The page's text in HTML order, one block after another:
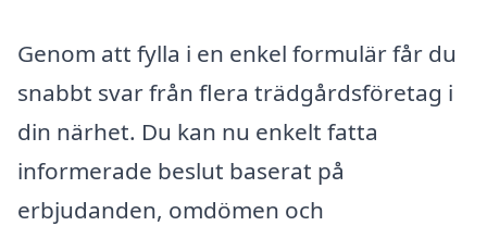
Genom att fylla i en enkel formulär får du
snabbt svar från flera trädgårdsföretag i
din närhet. Du kan nu enkelt fatta
informerade beslut baserat på
erbjudanden, omdömen och